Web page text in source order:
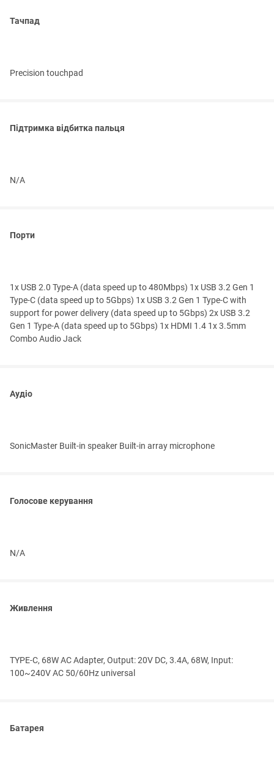
Тачпад
Precision touchpad
Підтримка відбитка пальця
N/A
Порти
1x USB 2.0 Type-A (data speed up to 480Mbps) 1x USB 3.2 Gen 1
Type-C (data speed up to 5Gbps) 1x USB 3.2 Gen 1 Type-C with
support for power delivery (data speed up to 5Gbps) 2x USB 3.2
Gen 1 Type-A (data speed up to 5Gbps) 1x HDMI 1.4 1x 3.5mm
Combo Audio Jack
Аудіо
SonicMaster Built-in speaker Built-in array microphone
Голосове керування
N/A
Живлення
TYPE-C, 68W AC Adapter, Output: 20V DC, 3.4A, 68W, Input:
100~240V AC 50/60Hz universal
Батарея